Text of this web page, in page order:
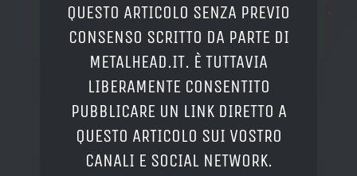
QUESTO ARTICOLO SENZA PREVIO
CONSENSO SCRITTO DA PARTE DI
METALHEAD.IT. È TUTTAVIA
LIBERAMENTE CONSENTITO
PUBBLICARE UN LINK DIRETTO A
QUESTO ARTICOLO SUI VOSTRO
CANALI E SOCIAL NETWORK.